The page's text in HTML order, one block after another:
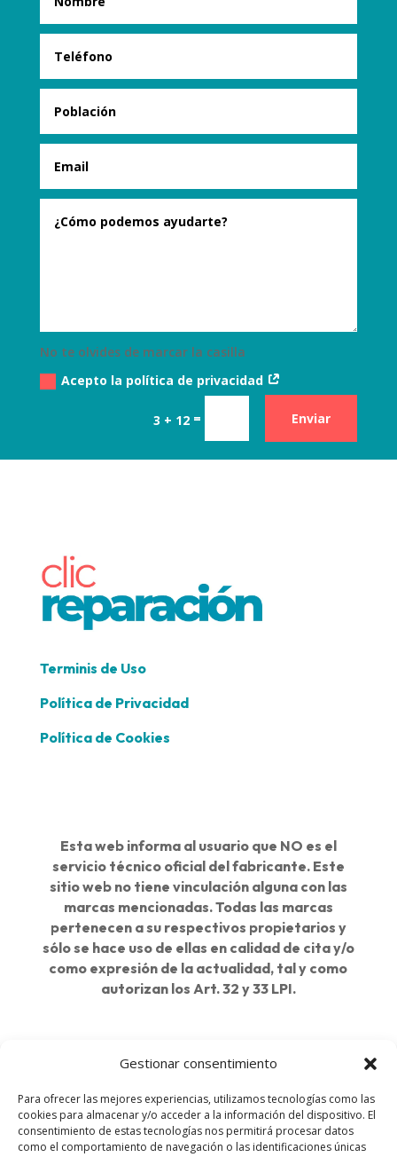
Gestionar consentimiento
Para ofrecer las mejores experiencias, utilizamos tecnologías como las
cookies para almacenar y/o acceder a la información del dispositivo. El
consentimiento de estas tecnologías nos permitirá procesar datos
como el comportamiento de navegación o las identificaciones únicas
No te olvides de marcar la casilla
Acepto la política de privacidad
3 + 12 = Enviar
Terminis de Uso
Política de Privacidad
Política de Cookies
Esta web informa al usuario que NO es el
servicio técnico oficial del fabricante. Este
sitio web no tiene vinculación alguna con las
marcas mencionadas. Todas las marcas
pertenecen a su respectivos propietarios y
sólo se hace uso de ellas en calidad de cita y/o
como expresión de la actualidad, tal y como
autorizan los Art. 32 y 33 LPI.
Delegaciones:
Barcelona
Madrid